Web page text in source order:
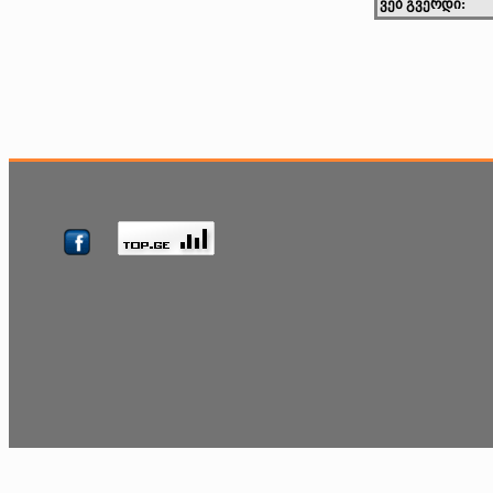
ვებ გვერდი: